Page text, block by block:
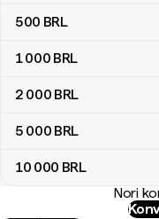
500 BRL
1 000 BRL
2 000 BRL
5 000 BRL
10 000 BRL
Nori